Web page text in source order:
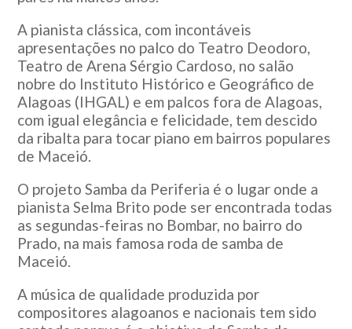
A pianista clássica, com incontáveis
apresentações no palco do Teatro Deodoro,
Teatro de Arena Sérgio Cardoso, no salão
nobre do Instituto Histórico e Geográfico de
Alagoas (IHGAL) e em palcos fora de Alagoas,
com igual elegância e felicidade, tem descido
da ribalta para tocar piano em bairros populares
de Maceió.
O projeto Samba da Periferia é o lugar onde a
pianista Selma Brito pode ser encontrada todas
as segundas-feiras no Bombar, no bairro do
Prado, na mais famosa roda de samba de
Maceió.
A música de qualidade produzida por
compositores alagoanos e nacionais tem sido